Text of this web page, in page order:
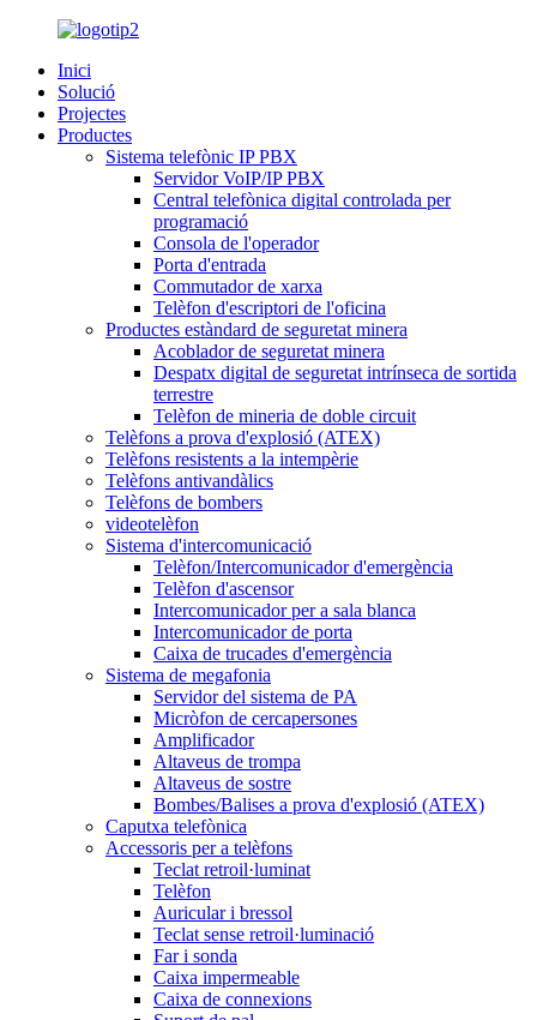
Inici
Solució
Projectes
Productes
Sistema telefònic IP PBX
Servidor VoIP/IP PBX
Central telefònica digital controlada per
programació
Consola de l'operador
Porta d'entrada
Commutador de xarxa
Telèfon d'escriptori de l'oficina
Productes estàndard de seguretat minera
Acoblador de seguretat minera
Despatx digital de seguretat intrínseca de sortida
terrestre
Telèfon de mineria de doble circuit
Telèfons a prova d'explosió (ATEX)
Telèfons resistents a la intempèrie
Telèfons antivandàlics
Telèfons de bombers
videotelèfon
Sistema d'intercomunicació
Telèfon/Intercomunicador d'emergència
Telèfon d'ascensor
Intercomunicador per a sala blanca
Intercomunicador de porta
Caixa de trucades d'emergència
Sistema de megafonia
Servidor del sistema de PA
Micròfon de cercapersones
Amplificador
Altaveus de trompa
Altaveus de sostre
Bombes/Balises a prova d'explosió (ATEX)
Caputxa telefònica
Accessoris per a telèfons
Teclat retroil·luminat
Telèfon
Auricular i bressol
Teclat sense retroil·luminació
Far i sonda
Caixa impermeable
Caixa de connexions